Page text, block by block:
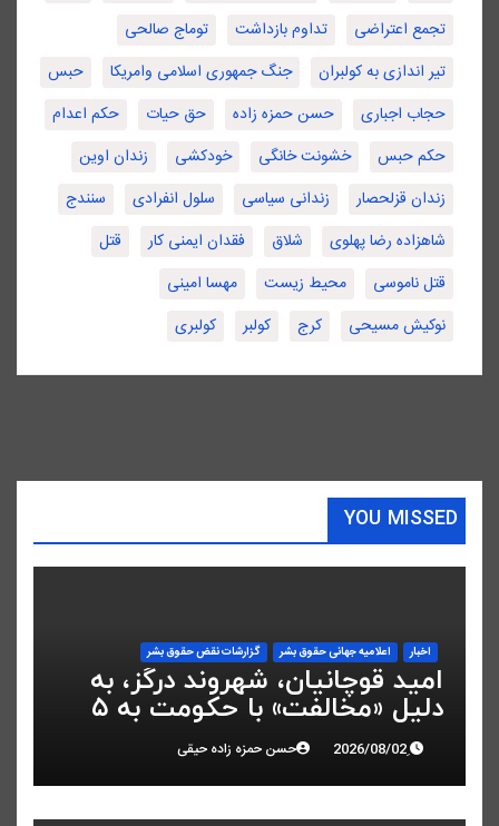
تجمع اعتراضی
تداوم بازداشت
توماج صالحی
تیر اندازی به کولبران
جنگ جمهوری اسلامی وامریکا
حبس
حجاب اجباری
حسن حمزه زاده حق حیات
حکم اعدام
حکم حبس
خشونت خانگی خودکشی
زندان اوین
زندان قزلحصار
زندانی سیاسی سلول انفرادی
سنندج
شاهزاده رضا پهلوی
شلاق فقدان ایمنی کار
قتل
قتل ناموسی
محیط زیست
مهسا امینی
نوکیش مسیحی
کرج کولبر کولبری
YOU MISSED
اخبار اعلاميه جهانی حقوق بشر گزارشات نقض حقوق بشر
امید قوچانیان، شهروند درگز، به
دلیل «مخالفت» با حکومت به ۵
سال زندان محکوم شد
حسن حمزه زاده حیقی